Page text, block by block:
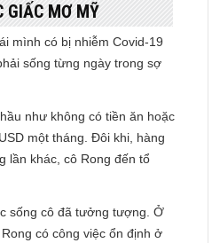
GIẤC MƠ MỸ
mình có bị nhiễm Covid-19
sống từng ngày trong sợ
như không có tiền ăn hoặc
một tháng. Đôi khi, hàng
lần khác, cô Rong đến tổ
sống cô đã tưởng tượng. Ở
có công việc ổn định ở